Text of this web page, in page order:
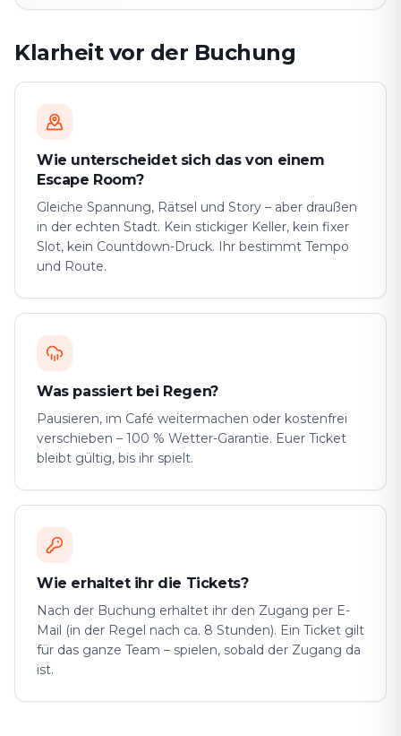
Klarheit vor der Buchung
Wie unterscheidet sich das von einem
Escape Room?
Gleiche Spannung, Rätsel und Story – aber draußen
in der echten Stadt. Kein stickiger Keller, kein fixer
Slot, kein Countdown-Druck. Ihr bestimmt Tempo
und Route.
Was passiert bei Regen?
Pausieren, im Café weitermachen oder kostenfrei
verschieben – 100 % Wetter-Garantie. Euer Ticket
bleibt gültig, bis ihr spielt.
Wie erhaltet ihr die Tickets?
Nach der Buchung erhaltet ihr den Zugang per E-
Mail (in der Regel nach ca. 8 Stunden). Ein Ticket gilt
für das ganze Team – spielen, sobald der Zugang da
ist.